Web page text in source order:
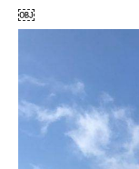
￼